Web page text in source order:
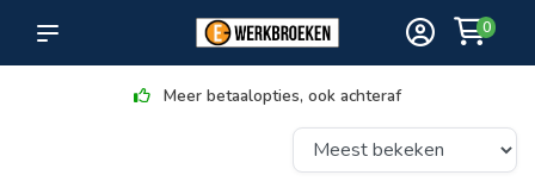
0
Meer betaalopties, ook achteraf